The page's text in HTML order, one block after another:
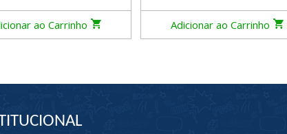
ao Carrinho Adicionar ao Carrinho